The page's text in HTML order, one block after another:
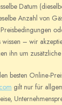
Datum
Anzahl von
wissen – wir
ihn um zusätzliche
besten Online-
gilt nur für